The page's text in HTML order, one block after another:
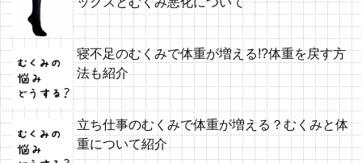
寝不足のむくみで体重が増える!?体重を戻す方
法も紹介
立ち仕事のむくみで体重が増える？むくみと体
重について紹介